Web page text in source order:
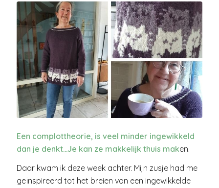
Een complottheorie, is veel minder ingewikkeld
dan je denkt…Je kan ze makkelijk thuis maken.
Daar kwam ik deze week achter. Mijn zusje had me
geïnspireerd tot het breien van een ingewikkelde